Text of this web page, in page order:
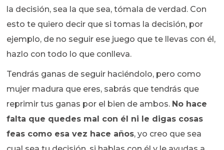
la decisión, sea la que sea, tómala de verdad. Con
esto te quiero decir que si tomas la decisión, por
ejemplo, de no seguir ese juego que te llevas con él,
hazlo con todo lo que conlleva.
Tendrás ganas de seguir haciéndolo, pero como
mujer madura que eres, sabrás que tendrás que
reprimir tus ganas por el bien de ambos. No hace
falta que quedes mal con él ni le digas cosas
feas como esa vez hace años, yo creo que sea